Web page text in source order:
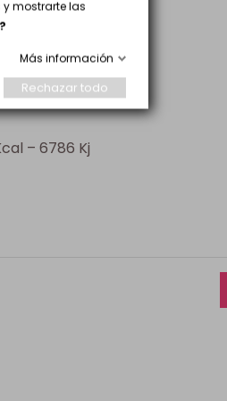
– 6786 Kj
mostrarte las
Más información
Rechazar todo